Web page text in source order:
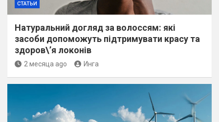
СТАТЬИ
Натуральний догляд за волоссям: які
засоби допоможуть підтримувати красу та
здоров\’я локонів
2 месяца ago Инга